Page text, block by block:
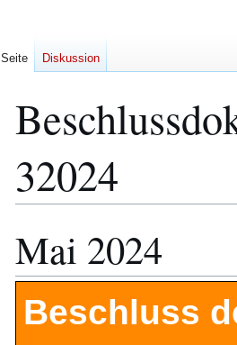
32024
Navigation
Suche
Mai 2024
Beschluss
Seite Diskussion